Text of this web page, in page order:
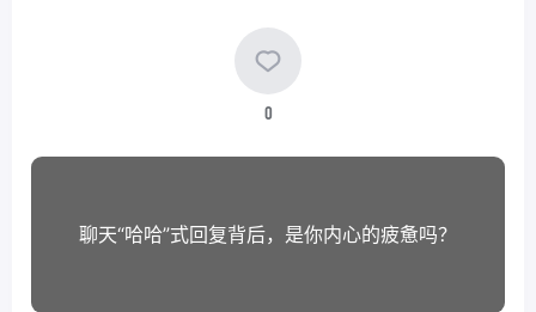
0
聊天“哈哈”式回复背后，是你内心的疲惫吗？